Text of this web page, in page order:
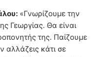
«Γνωρίζουμε την
Γεωργίας. Θα είναι
της. Παίζουμε
αλλάζεις κάτι σε